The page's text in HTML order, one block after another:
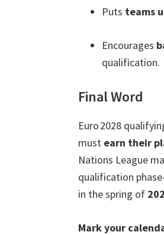
Puts teams
Encourages
qualification.
Final Word
Euro 2028
must earn their
Nations League
qualification
in the spring of
Mark your